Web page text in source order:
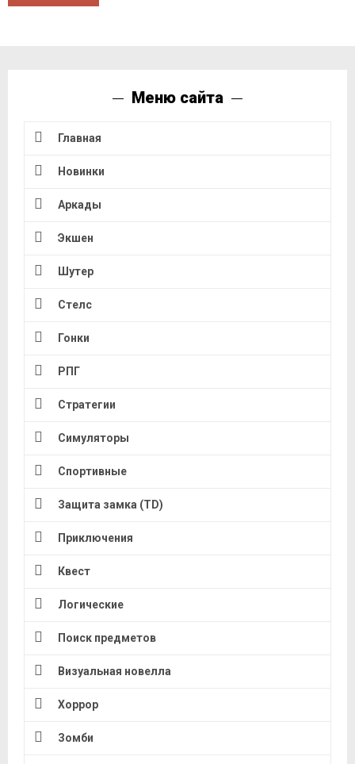
Меню сайта
Главная
Новинки
Аркады
Экшен
Шутер
Стелс
Гонки
РПГ
Стратегии
Симуляторы
Спортивные
Защита замка (TD)
Приключения
Квест
Логические
Поиск предметов
Визуальная новелла
Хоррор
Зомби